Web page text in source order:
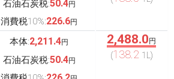
石油石炭税:50.4円
消費税10%:226.6円
本体:2,211.4円
石油石炭税:50.4円
2,488.0 円
(138.2 1L)